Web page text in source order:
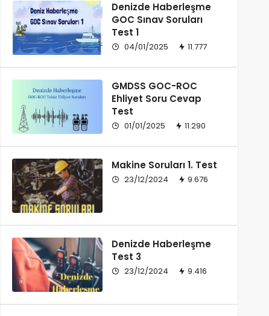
Denizde Haberleşme
GOC Sınav Soruları
Test 1
04/01/2025 11.777
GMDSS GOC-ROC
Ehliyet Soru Cevap
Test
01/01/2025 11.290
Makine Soruları 1. Test
23/12/2024 9.676
Denizde Haberleşme
Test 3
23/12/2024 9.416